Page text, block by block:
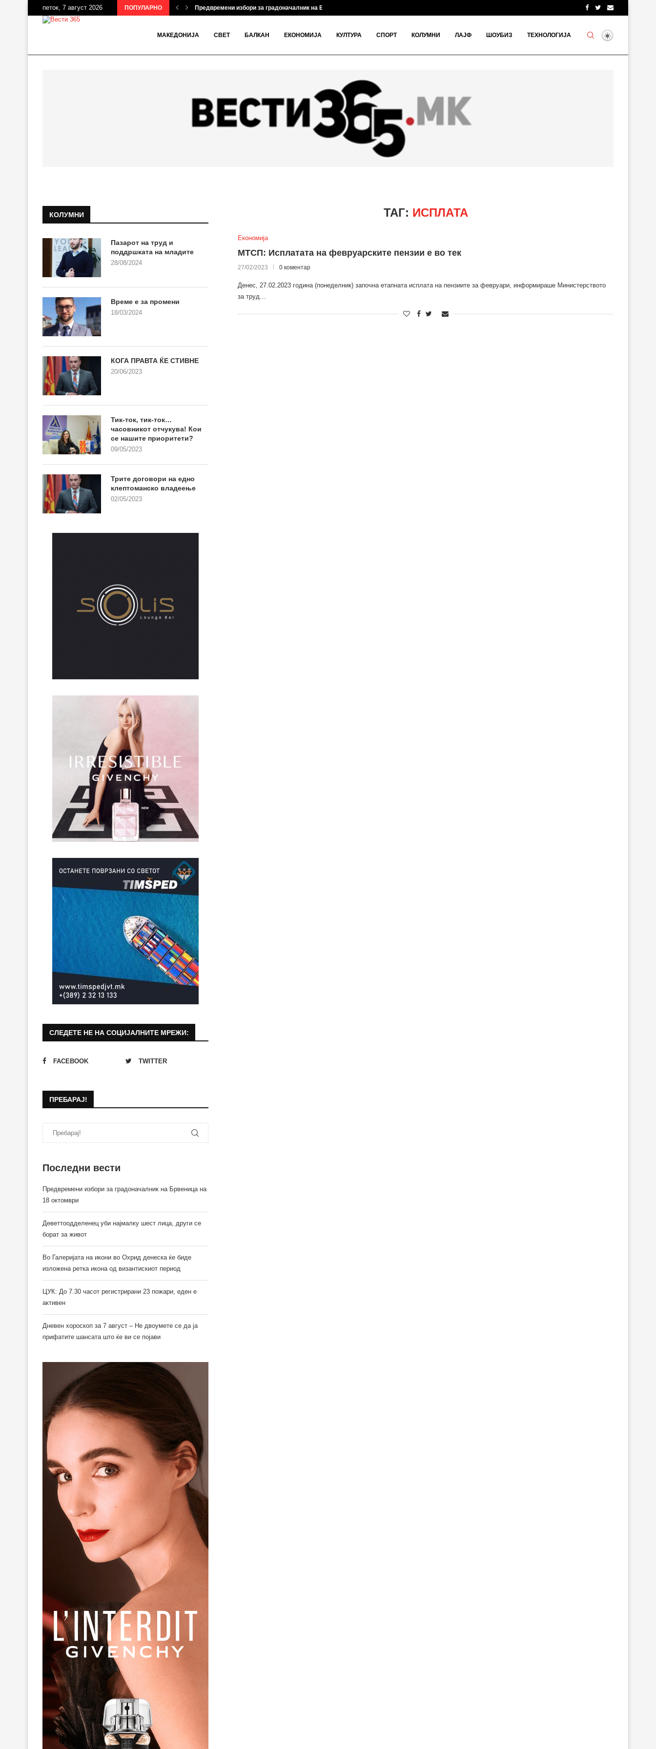
петок, 7 август 2026 ПОПУЛАРНО Предвремени избори за градоначалник на Брвеница на 18...
МАКЕДОНИЈА СВЕТ БАЛКАН ЕКОНОМИЈА КУЛТУРА СПОРТ КОЛУМНИ ЛАЈФ ШОУБИЗ ТЕХНОЛОГИЈА
ТАГ: ИСПЛАТА
Економија
МТСП: Исплатата на февруарските пензии е во тек
27/02/2023 0 коментар
Денес, 27.02.2023 година (понеделник) започна етапната исплата на пензиите за февруари, информираше Министерството
за труд…
КОЛУМНИ
Пазарот на труд и
поддршката на младите
28/08/2024
Време е за промени
18/03/2024
КОГА ПРАВТА ЌЕ СТИВНЕ
20/06/2023
Тик-ток, тик-ток…
часовникот отчукува! Кои
се нашите приоритети?
09/05/2023
Трите договори на едно
клептоманско владеење
02/05/2023
СЛЕДЕТЕ НЕ НА СОЦИЈАЛНИТЕ МРЕЖИ:
FACEBOOK TWITTER
ПРЕБАРАЈ!
Последни вести
Предвремени избори за градоначалник на Брвеница на
18 октомври
Деветтоодделенец уби најмалку шест лица, други се
борат за живот
Во Галеријата на икони во Охрид денеска ќе биде
изложена ретка икона од византискиот период
ЦУК: До 7.30 часот регистрирани 23 пожари, еден е
активен
Дневен хороскоп за 7 август – Не двоумете се да ја
прифатите шансата што ќе ви се појави